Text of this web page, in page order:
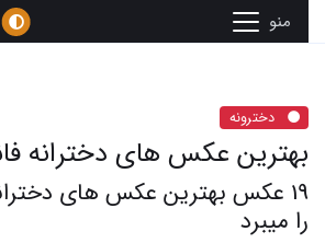
منو
دخترونه
بهترین عکس های دخترانه
19 عکس بهترین عکس های
را میبرد